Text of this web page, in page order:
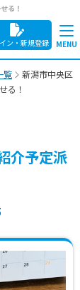
る！
ン・新規登録
覧
新潟市中央区
る！
介予定派